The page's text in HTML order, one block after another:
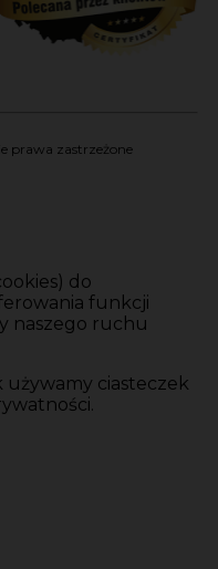
prawa zastrzeżone
do
funkcji
naszego ruchu
używamy ciasteczek